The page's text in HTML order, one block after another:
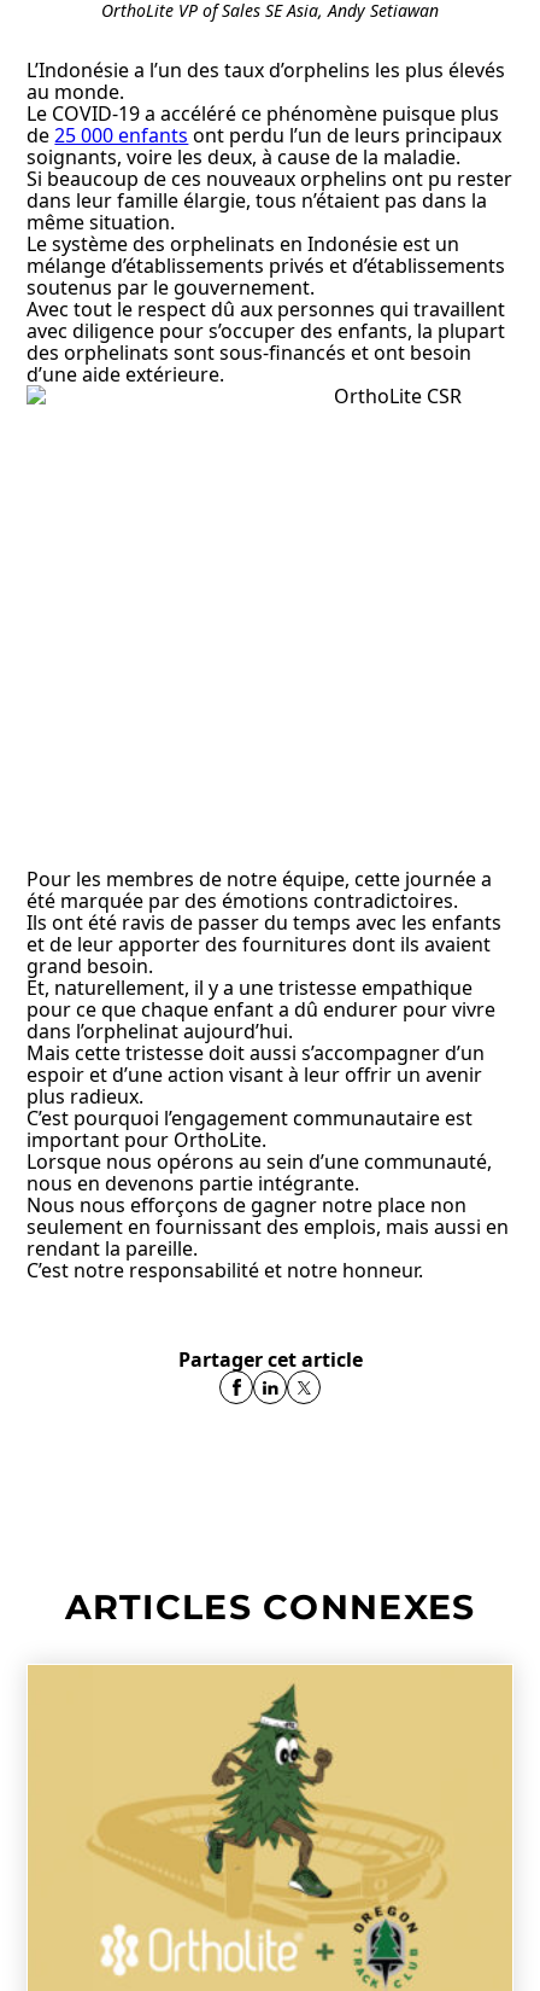
OrthoLite VP of Sales SE Asia, Andy Setiawan
L’Indonésie a l’un des taux d’orphelins les plus élevés
au monde.
Le COVID-19 a accéléré ce phénomène puisque plus
de25 000 enfants ont perdu l’un de leurs principaux
soignants, voire les deux, à cause de la maladie.
Si beaucoup de ces nouveaux orphelins ont pu rester
dans leur famille élargie, tous n’étaient pas dans la
même situation.
Le système des orphelinats en Indonésie est un
mélange d’établissements privés et d’établissements
soutenus par le gouvernement.
Avec tout le respect dû aux personnes qui travaillent
avec diligence pour s’occuper des enfants, la plupart
des orphelinats sont sous-financés et ont besoin
d’une aide extérieure.
Pour les membres de notre équipe, cette journée a
été marquée par des émotions contradictoires.
Ils ont été ravis de passer du temps avec les enfants
et de leur apporter des fournitures dont ils avaient
grand besoin.
Et, naturellement, il y a une tristesse empathique
pour ce que chaque enfant a dû endurer pour vivre
dans l’orphelinat aujourd’hui.
Mais cette tristesse doit aussi s’accompagner d’un
espoir et d’une action visant à leur offrir un avenir
plus radieux.
C’est pourquoi l’engagement communautaire est
important pour OrthoLite.
Lorsque nous opérons au sein d’une communauté,
nous en devenons partie intégrante.
Nous nous efforçons de gagner notre place non
seulement en fournissant des emplois, mais aussi en
rendant la pareille.
C’est notre responsabilité et notre honneur.
Partager cet article
ARTICLES CONNEXES